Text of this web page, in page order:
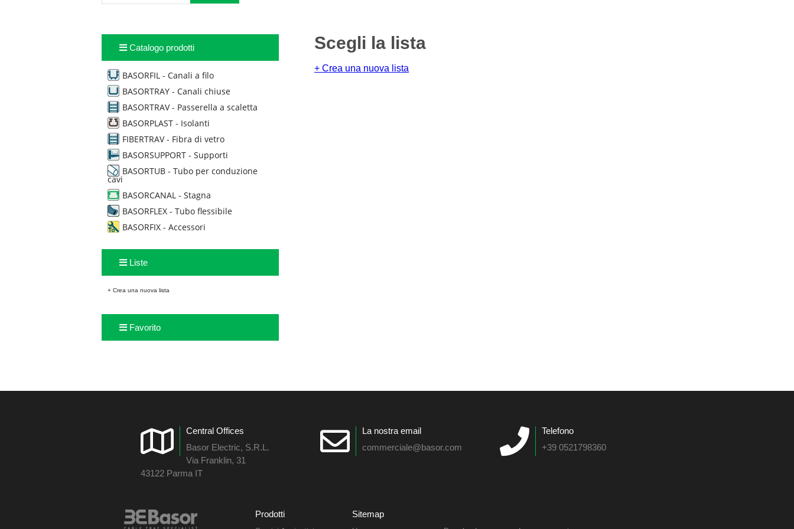
Catalogo prodotti
BASORFIL - Canali a filo
BASORTRAY - Canali chiuse
BASORTRAV - Passerella a scaletta
BASORPLAST - Isolanti
FIBERTRAV - Fibra di vetro
BASORSUPPORT - Supporti
BASORTUB - Tubo per conduzione
cavi
BASORCANAL - Stagna
BASORFLEX - Tubo flessibile
BASORFIX - Accessori
Liste
+ Crea una nuova lista
Favorito
Scegli la lista
+ Crea una nuova lista
Central Offices
Basor Electric, S.R.L.
Via Franklin, 31
43122 Parma IT
La nostra email
commerciale@basor.com
Telefono
+39 0521798360
Prodotti Sitemap